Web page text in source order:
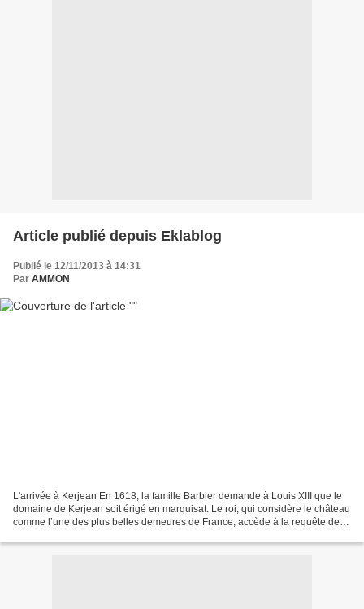
Article publié depuis Eklablog
Publié le 12/11/2013 à 14:31
Par AMMON
L'arrivée à Kerjean En 1618, la famille Barbier demande à Louis XIII que le
domaine de Kerjean soit érigé en marquisat. Le roi, qui considère le château
comme l’une des plus belles demeures de France, accède à la requête des